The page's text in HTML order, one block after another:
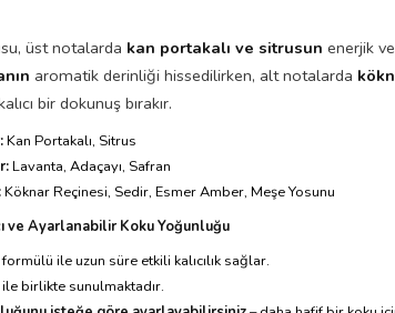
üst notalarda kan portakalı ve sitrusun enerjik
aromatik derinliği hissedilirken, alt notalarda
bir dokunuş bırakır.
Kan Portakalı, Sitrus
Lavanta, Adaçayı, Safran
Köknar Reçinesi, Sedir, Esmer Amber, Meşe Yosunu
ve Ayarlanabilir Koku Yoğunluğu
ile uzun süre etkili kalıcılık sağlar.
ile birlikte sunulmaktadır.